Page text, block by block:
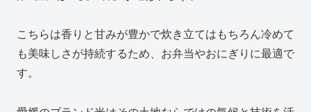
こちらは香りと甘みが豊かで炊き立てはもちろん冷めて
も美味しさが持続するため、お弁当やおにぎりに最適で
す。